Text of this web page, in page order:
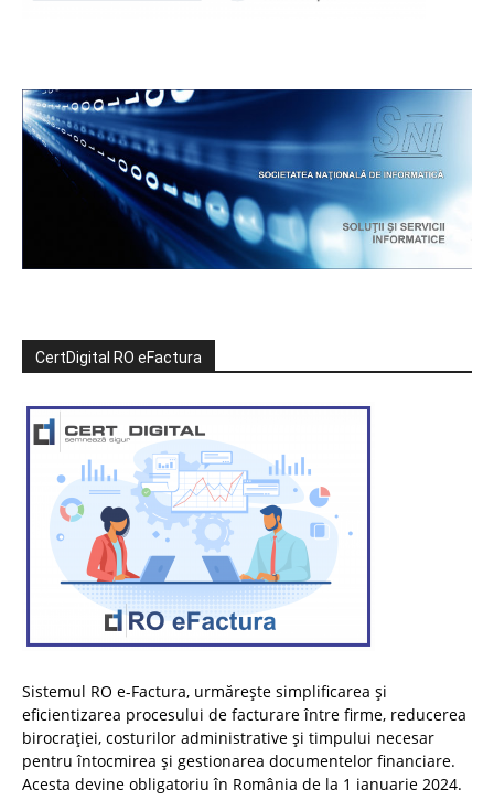
CertDigital RO eFactura
Sistemul RO e-Factura, urmărește simplificarea și
eficientizarea procesului de facturare între firme, reducerea
birocrației, costurilor administrative și timpului necesar
pentru întocmirea și gestionarea documentelor financiare.
Acesta devine obligatoriu în România de la 1 ianuarie 2024.